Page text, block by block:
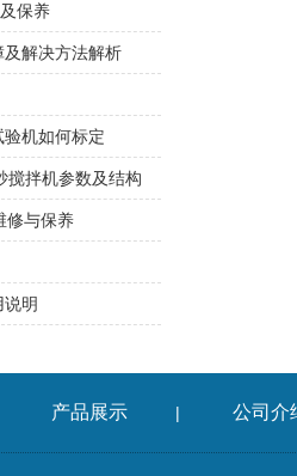
保养
解决方法解析
机如何标定
搅拌机参数及结构
修与保养
明
产品展示 | 公司介